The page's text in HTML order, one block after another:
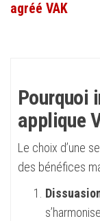
agréé VAK
Pourquoi
applique
Le choix d’une
des bénéfices